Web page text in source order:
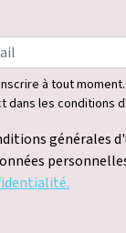
à tout
dans les conditions
générales